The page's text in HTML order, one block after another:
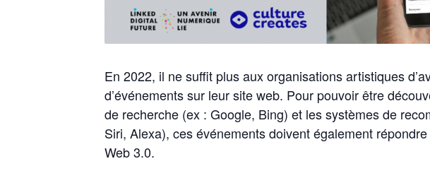
En 2022, il ne suffit plus aux organisations artistiques
d’événements sur leur site web. Pour pouvoir être
de recherche (ex : Google, Bing) et les systèmes de
Siri, Alexa), ces événements doivent également
Web 3.0.